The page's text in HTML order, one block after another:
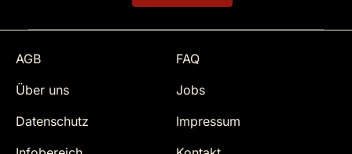
AGB
FAQ
Über uns
Jobs
Datenschutz
Impressum